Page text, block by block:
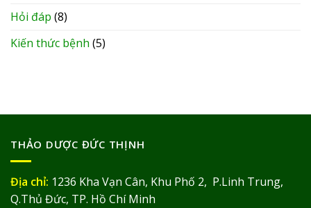
Hỏi đáp (8)
Kiến thức bệnh (5)
THẢO DƯỢC ĐỨC THỊNH
Địa chỉ: 1236 Kha Vạn Cân, Khu Phố 2, P.Linh Trung,
Q.Thủ Đức, TP. Hồ Chí Minh